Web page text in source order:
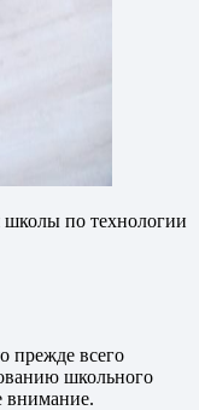
школы по технологии
прежде всего
школьного
внимание.